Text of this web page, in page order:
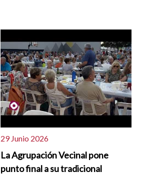
29 Junio 2026
La Agrupación Vecinal pone
punto final a su tradicional